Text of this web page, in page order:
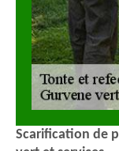
Scarification de